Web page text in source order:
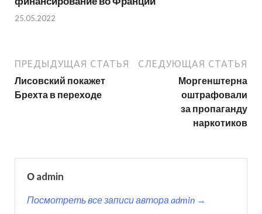
25.05.2022
ПРЕДЫДУЩАЯ СТАТЬЯ
Лисовский покажет
Брехта в переходе
СЛЕДУЮЩАЯ СТАТЬЯ
Моргенштерна
оштрафовали
за пропаганду
наркотиков
О admin
Посмотреть все записи автора admin →